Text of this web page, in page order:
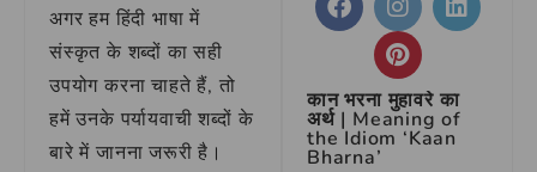
अगर हम हिंदी भाषा में
संस्कृत के शब्दों का सही
उपयोग करना चाहते हैं, तो
हमें उनके पर्यायवाची शब्दों के
बारे में जानना जरूरी है।
कान भरना मुहावरे का
अर्थ | Meaning of
the Idiom ‘Kaan
Bharna’